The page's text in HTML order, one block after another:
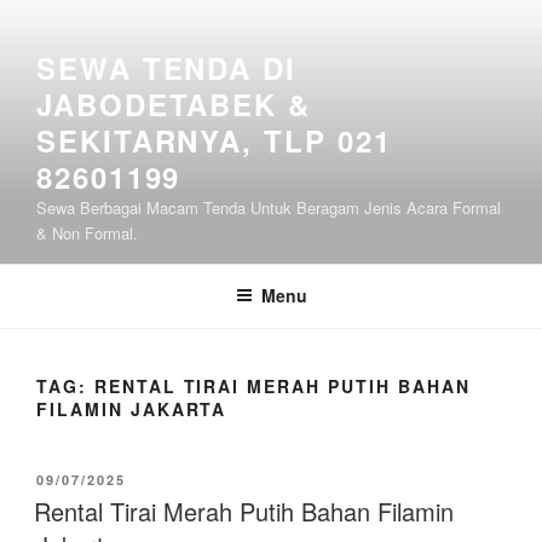
kontenSEWA TENDA DI
JABODETABEK &
SEKITARNYA, TLP 021
82601199
Sewa Berbagai Macam Tenda Untuk Beragam Jenis Acara Formal
& Non Formal.
Menu
TAG: RENTAL TIRAI MERAH PUTIH BAHAN
FILAMIN JAKARTA
DIPOSKAN
PADA
09/07/2025
Rental Tirai Merah Putih Bahan Filamin